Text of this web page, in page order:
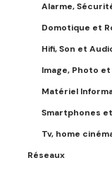
Alarme,
Domotique et
Hifi, Son et
Image, Photo et
Matériel
Smartphones
Tv, home
Réseaux